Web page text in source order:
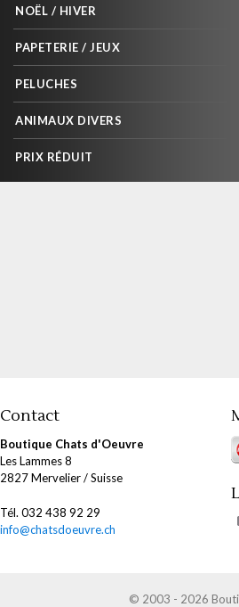
NOËL / HIVER
PAPETERIE / JEUX
PELUCHES
ANIMAUX DIVERS
PRIX RÉDUIT
Contact
Boutique Chats d'Oeuvre
Les Lammes 8
2827 Mervelier / Suisse
Tél. 032 438 92 29
info@chatsdoeuvre.ch
© 2003 - 2026